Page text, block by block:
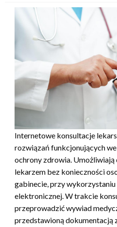
Internetowe konsultacje
rozwiązań funkcjonujących
ochrony zdrowia.
lekarzem bez konieczności
gabinecie, przy
elektronicznej. W trakcie
przeprowadzić wywiad
przedstawioną dokumentacją